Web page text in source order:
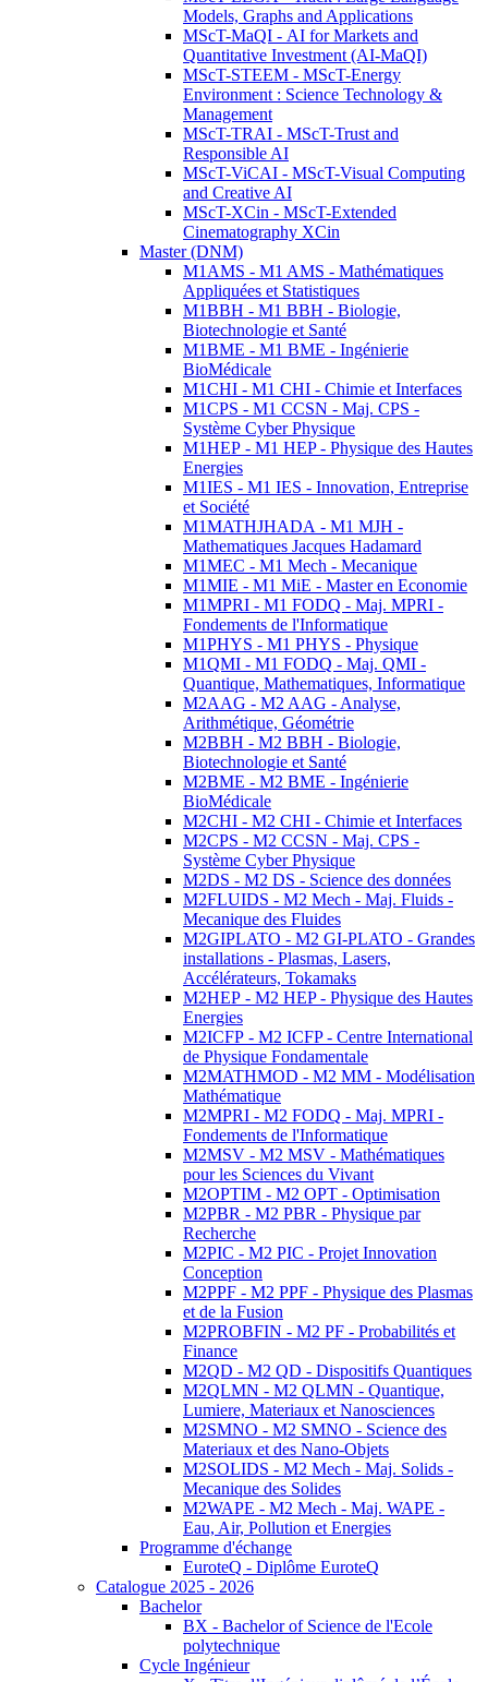
Models, Graphs and Applications
MScT-MaQI - AI for Markets and
Quantitative Investment (AI-MaQI)
MScT-STEEM - MScT-Energy
Environment : Science Technology &
Management
MScT-TRAI - MScT-Trust and
Responsible AI
MScT-ViCAI - MScT-Visual Computing
and Creative AI
MScT-XCin - MScT-Extended
Cinematography XCin
Master (DNM)
M1AMS - M1 AMS - Mathématiques
Appliquées et Statistiques
M1BBH - M1 BBH - Biologie,
Biotechnologie et Santé
M1BME - M1 BME - Ingénierie
BioMédicale
M1CHI - M1 CHI - Chimie et Interfaces
M1CPS - M1 CCSN - Maj. CPS -
Système Cyber Physique
M1HEP - M1 HEP - Physique des Hautes
Energies
M1IES - M1 IES - Innovation, Entreprise
et Société
M1MATHJHADA - M1 MJH -
Mathematiques Jacques Hadamard
M1MEC - M1 Mech - Mecanique
M1MIE - M1 MiE - Master en Economie
M1MPRI - M1 FODQ - Maj. MPRI -
Fondements de l'Informatique
M1PHYS - M1 PHYS - Physique
M1QMI - M1 FODQ - Maj. QMI -
Quantique, Mathematiques, Informatique
M2AAG - M2 AAG - Analyse,
Arithmétique, Géométrie
M2BBH - M2 BBH - Biologie,
Biotechnologie et Santé
M2BME - M2 BME - Ingénierie
BioMédicale
M2CHI - M2 CHI - Chimie et Interfaces
M2CPS - M2 CCSN - Maj. CPS -
Système Cyber Physique
M2DS - M2 DS - Science des données
M2FLUIDS - M2 Mech - Maj. Fluids -
Mecanique des Fluides
M2GIPLATO - M2 GI-PLATO - Grandes
installations - Plasmas, Lasers,
Accélérateurs, Tokamaks
M2HEP - M2 HEP - Physique des Hautes
Energies
M2ICFP - M2 ICFP - Centre International
de Physique Fondamentale
M2MATHMOD - M2 MM - Modélisation
Mathématique
M2MPRI - M2 FODQ - Maj. MPRI -
Fondements de l'Informatique
M2MSV - M2 MSV - Mathématiques
pour les Sciences du Vivant
M2OPTIM - M2 OPT - Optimisation
M2PBR - M2 PBR - Physique par
Recherche
M2PIC - M2 PIC - Projet Innovation
Conception
M2PPF - M2 PPF - Physique des Plasmas
et de la Fusion
M2PROBFIN - M2 PF - Probabilités et
Finance
M2QD - M2 QD - Dispositifs Quantiques
M2QLMN - M2 QLMN - Quantique,
Lumiere, Materiaux et Nanosciences
M2SMNO - M2 SMNO - Science des
Materiaux et des Nano-Objets
M2SOLIDS - M2 Mech - Maj. Solids -
Mecanique des Solides
M2WAPE - M2 Mech - Maj. WAPE -
Eau, Air, Pollution et Energies
Programme d'échange
EuroteQ - Diplôme EuroteQ
Catalogue 2025 - 2026
Bachelor
BX - Bachelor of Science de l'Ecole
polytechnique
Cycle Ingénieur